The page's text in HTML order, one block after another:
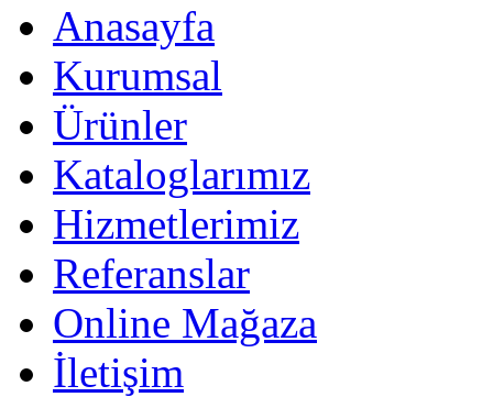
Anasayfa
Kurumsal
Ürünler
Kataloglarımız
Hizmetlerimiz
Referanslar
Online Mağaza
İletişim